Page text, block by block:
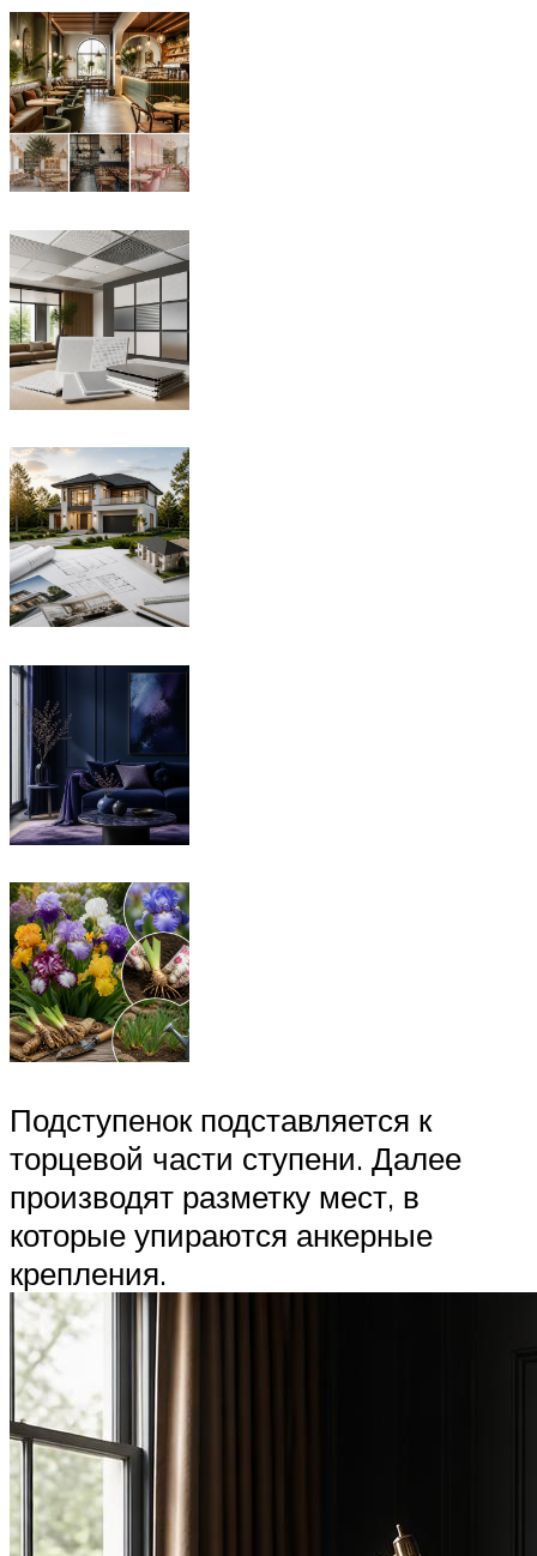
Подступенок подставляется к
торцевой части ступени. Далее
производят разметку мест, в
которые упираются анкерные
крепления.